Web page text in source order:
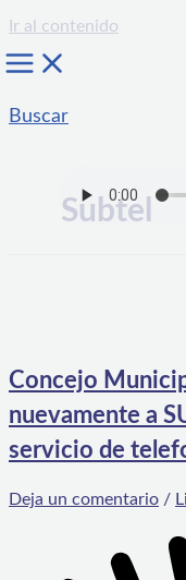
Ir al contenido
Buscar
Subtel
Concejo
nuevamente a
servicio de
Deja un comentario /